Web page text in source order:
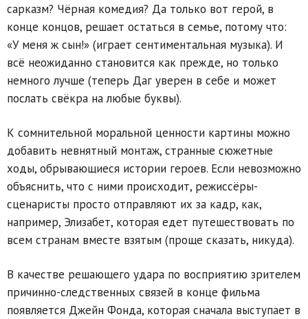
сарказм? Чёрная комедия? Да только вот герой, в
конце концов, решает остаться в семье, потому что:
«У меня ж сын!» (играет сентиментальная музыка). И
всё неожиданно становится как прежде, но только
немного лучше (теперь Даг уверен в себе и может
послать свёкра на любые буквы).
К сомнительной моральной ценности картины можно
добавить невнятный монтаж, странные сюжетные
ходы, обрывающиеся истории героев. Если невозможно
объяснить, что с ними происходит, режиссёры-
сценаристы просто отправляют их за кадр, как,
например, Элизабет, которая едет путешествовать по
всем странам вместе взятым (проще сказать, никуда).
В качестве решающего удара по восприятию зрителем
причинно-следственных связей в конце фильма
появляется Джейн Фонда, которая сначала выступает в